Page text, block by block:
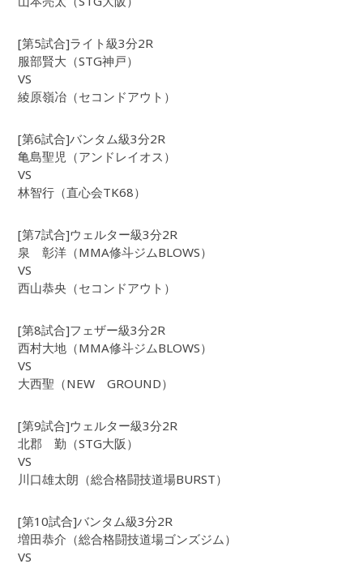
[第5試合]ライト級3分2R
服部賢大（STG神戸）
VS
綾原嶺冶（セコンドアウト）
[第6試合]バンタム級3分2R
亀島聖児（アンドレイオス）
VS
林智行（直心会TK68）
[第7試合]ウェルター級3分2R
泉 彰洋（MMA修斗ジムBLOWS）
VS
西山恭央（セコンドアウト）
[第8試合]フェザー級3分2R
西村大地（MMA修斗ジムBLOWS）
VS
大西聖（NEW GROUND）
[第9試合]ウェルター級3分2R
北郡 勤（STG大阪）
VS
川口雄太朗（総合格闘技道場BURST）
[第10試合]バンタム級3分2R
増田恭介（総合格闘技道場ゴンズジム）
VS